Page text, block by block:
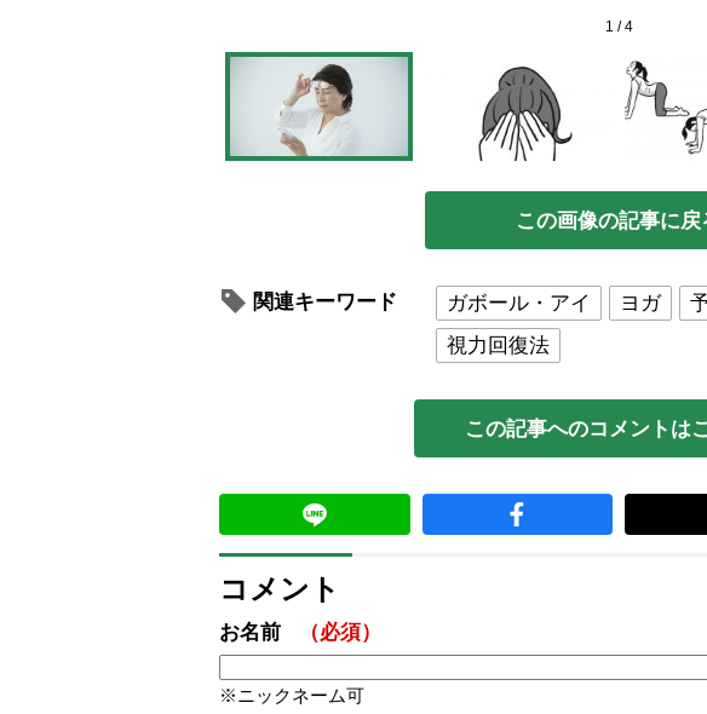
1 /4
この画像の記事に戻
関連キーワード ガボール・アイ ヨガ
視力回復法
この記事へのコメントは
コメント
お名前 （必須）
ニックネーム可